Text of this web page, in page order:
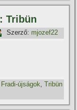
Tribün
Szerző: mjozef22
Fradi-újságok,Tribün